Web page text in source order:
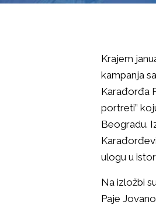
Krajem
kampanja
Karađorđa
portreti”
Beogradu.
ulogu u
Na izložbi
Paje